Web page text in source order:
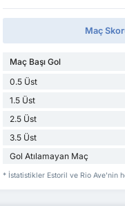
Maç
Maç Başı Gol
0.5 Üst
1.5 Üst
2.5 Üst
3.5 Üst
Gol Atılamayan Maç
* İstatistikler Estoril ve Rio Ave'nin